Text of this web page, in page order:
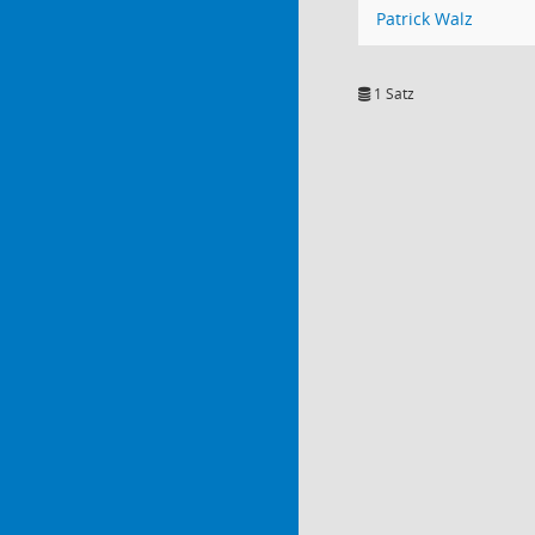
Patrick Walz
1 Satz